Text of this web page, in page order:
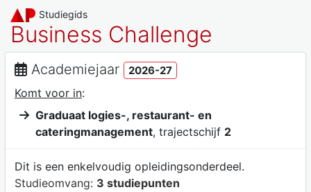
Studiegids
Business Challenge
Academiejaar 2026-27
Komt voor in:
Graduaat logies-, restaurant- en
cateringmanagement, trajectschijf 2
Dit is een enkelvoudig opleidingsonderdeel.
Studieomvang: 3 studiepunten